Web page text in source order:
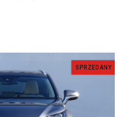
SPRZEDANY